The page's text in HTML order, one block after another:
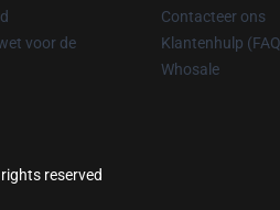
voor de
Contacteer ons
Klantenhulp
Whosale
reserved